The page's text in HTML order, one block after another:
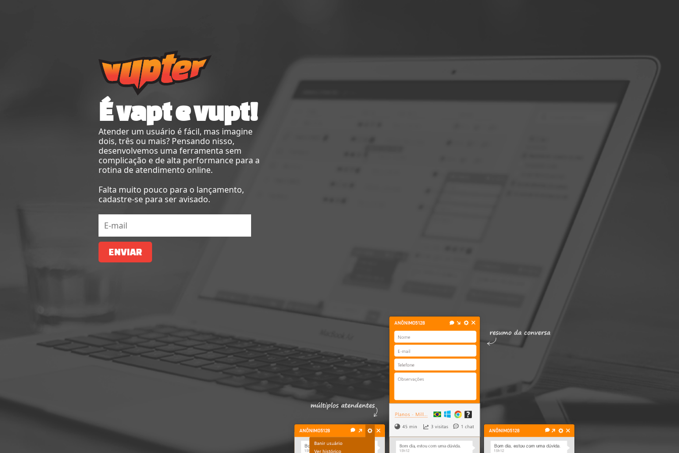
É vapt e vupt!
Atender um usuário é fácil, mas imagine
dois, três ou mais? Pensando nisso,
desenvolvemos uma ferramenta sem
complicação e de alta performance para a
rotina de atendimento online.
Falta muito pouco para o lançamento,
cadastre-se para ser avisado.
ENVIAR